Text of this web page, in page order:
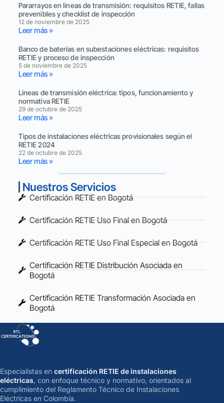
Pararrayos en líneas de transmisión: requisitos RETIE, fallas
prevenibles y checklist de inspección
12 de noviembre de 2025
Leer más »
Banco de baterías en subestaciones eléctricas: requisitos
RETIE y proceso de inspección
5 de noviembre de 2025
Leer más »
Líneas de transmisión eléctrica: tipos, funcionamiento y
normativa RETIE
29 de octubre de 2025
Leer más »
Tipos de instalaciones eléctricas provisionales según el
RETIE 2024
22 de octubre de 2025
Leer más »
Nuestros Servicios
Certificación RETIE en Bogotá
Certificación RETIE Uso Final en Bogotá
Certificación RETIE Uso Final Especial en Bogotá
Certificación RETIE Distribución Asociada en
Bogotá
Certificación RETIE Transformación Asociada en
Bogotá
Especialistas en certificación RETIE de instalaciones
eléctricas, con enfoque técnico y normativo, orientados al
cumplimiento del Reglamento Técnico de Instalaciones
Eléctricas en Colombia.